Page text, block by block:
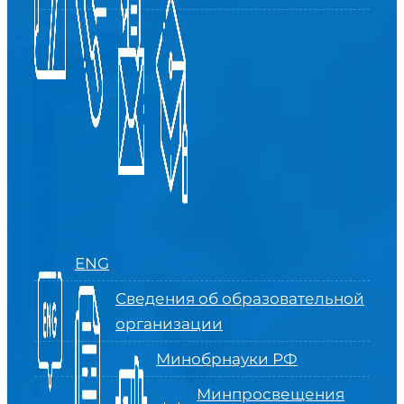
ENG
Сведения об образовательной
организации
Минобрнауки РФ
Минпросвещения